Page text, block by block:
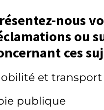
nous
ou
ces
et transport
publique